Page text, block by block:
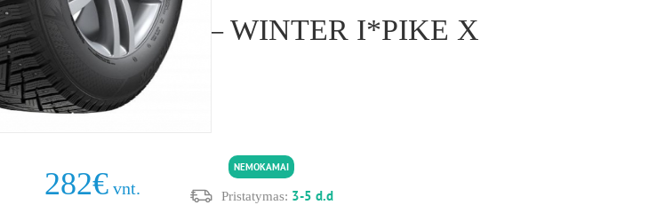
HANKOOK – WINTER I*PIKE X
W429A
282€ vnt.
NEMOKAMAI
Pristatymas: 3-5 d.d